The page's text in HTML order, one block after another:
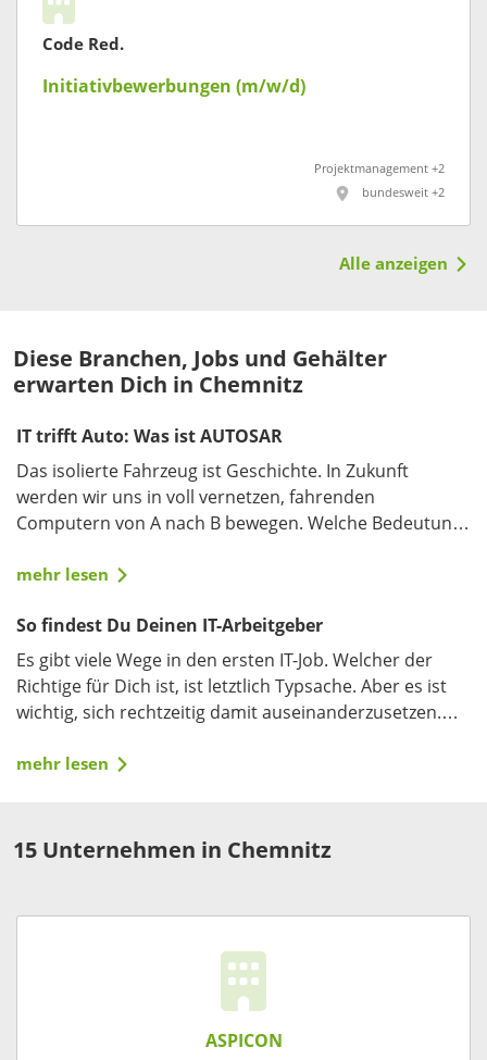
Code Red.
Initiativbewerbungen (m/w/d)
Projektmanagement +2
bundesweit +2
Alle anzeigen
Diese Branchen, Jobs und Gehälter
erwarten Dich in Chemnitz
IT trifft Auto: Was ist AUTOSAR
Das isolierte Fahrzeug ist Geschichte. In Zukunft
werden wir uns in voll vernetzen, fahrenden
Computern von A nach B bewegen. Welche Bedeutung
mehr lesen
So findest Du Deinen IT-Arbeitgeber
Es gibt viele Wege in den ersten IT-Job. Welcher der
Richtige für Dich ist, ist letztlich Typsache. Aber es ist
wichtig, sich rechtzeitig damit auseinanderzusetzen.
mehr lesen
15 Unternehmen in Chemnitz
ASPICON